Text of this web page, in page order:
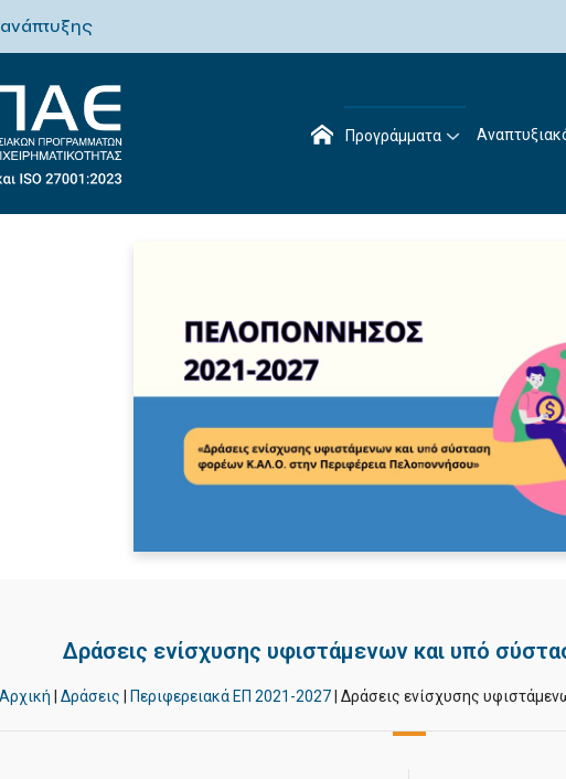
Προγράμματα
Δράσεις ενίσχυσης υφιστάμενων και υπό
Αρχική Δράσεις Περιφερειακά ΕΠ 2021-2027 Δράσεις ενίσχυσης